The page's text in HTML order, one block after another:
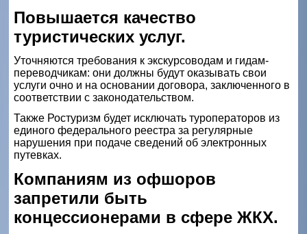
Повышается качество
туристических услуг.
Уточняются требования к экскурсоводам и гидам-
переводчикам: они должны будут оказывать свои
услуги очно и на основании договора, заключенного в
соответствии с законодательством.
Также Ростуризм будет исключать туроператоров из
единого федерального реестра за регулярные
нарушения при подаче сведений об электронных
путевках.
Компаниям из офшоров
запретили быть
концессионерами в сфере ЖКХ.